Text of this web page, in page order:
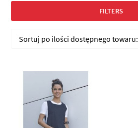
FILTERS
Sortuj po ilości dostępnego towaru: